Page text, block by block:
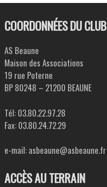
COORDONNÉES DU CLUB
AS Beaune
Maison des Associations
19 rue Poterne
BP 80248 – 21200 BEAUNE
Tél: 03.80.22.97.28
Fax: 03.80.24.72.29
e-mail: asbeaune@asbeaune.fr
ACCÈS AU TERRAIN